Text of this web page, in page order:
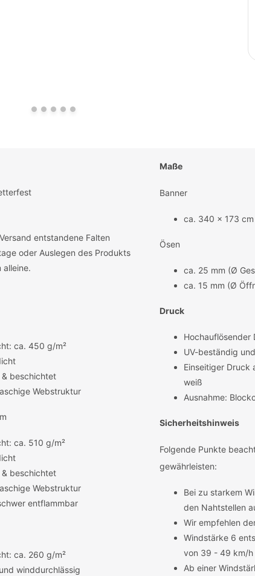
entstandene Falten
oder Auslegen des Produkts
alleine.
ca. 450 g/m²
& beschichtet
Webstruktur
ca. 510 g/m²
& beschichtet
Webstruktur
entflammbar
ca. 260 g/m²
winddurchlässig
Maße
Banner
ca. 340 x 173 cm
Ösen
ca. 25 mm (Ø
ca. 15 mm (Ø
Druck
Hochauflösender
UV-beständig
Einseitiger Druck
weiß
Ausnahme:
Sicherheitshinweis
Folgende Punkte
gewährleisten:
Bei zu starkem
den Nahtstellen
Wir empfehlen
Windstärke 6
von 39 - 49 km/h
Ab einer